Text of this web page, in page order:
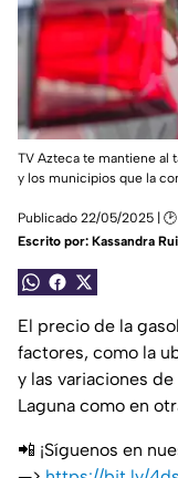
TV Azteca te mantiene al
y los municipios que la
Publicado 22/05/2025 |
Escrito por: Kassandra
El precio de la
factores, como la
y las variaciones
Laguna como en
📲 ¡Síguenos en